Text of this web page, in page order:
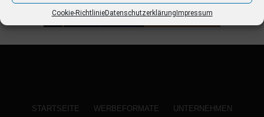
Cookie-RichtlinieDatenschutzerklärung Impressum
STARTSEITE WERBEFORMATE UNTERNEHMEN